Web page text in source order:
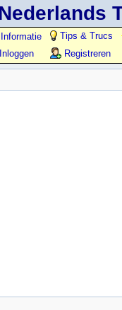
Informatie Tips & Trucs
Inloggen
Registreren